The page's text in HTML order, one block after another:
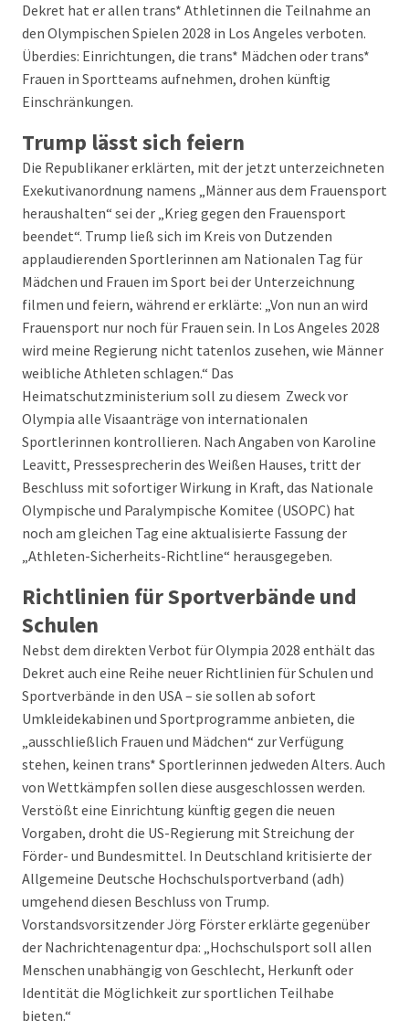
Dekret hat er allen trans* Athletinnen die Teilnahme an
den Olympischen Spielen 2028 in Los Angeles verboten.
Überdies: Einrichtungen, die trans* Mädchen oder trans*
Frauen in Sportteams aufnehmen, drohen künftig
Einschränkungen.
Trump lässt sich feiern
Die Republikaner erklärten, mit der jetzt unterzeichneten
Exekutivanordnung namens „Männer aus dem Frauensport
heraushalten“ sei der „Krieg gegen den Frauensport
beendet“. Trump ließ sich im Kreis von Dutzenden
applaudierenden Sportlerinnen am Nationalen Tag für
Mädchen und Frauen im Sport bei der Unterzeichnung
filmen und feiern, während er erklärte: „Von nun an wird
Frauensport nur noch für Frauen sein. In Los Angeles 2028
wird meine Regierung nicht tatenlos zusehen, wie Männer
weibliche Athleten schlagen.“ Das
Heimatschutzministerium soll zu diesem Zweck vor
Olympia alle Visaanträge von internationalen
Sportlerinnen kontrollieren. Nach Angaben von Karoline
Leavitt, Pressesprecherin des Weißen Hauses, tritt der
Beschluss mit sofortiger Wirkung in Kraft, das Nationale
Olympische und Paralympische Komitee (USOPC) hat
noch am gleichen Tag eine aktualisierte Fassung der
„Athleten-Sicherheits-Richtline“ herausgegeben.
Richtlinien für Sportverbände und
Schulen
Nebst dem direkten Verbot für Olympia 2028 enthält das
Dekret auch eine Reihe neuer Richtlinien für Schulen und
Sportverbände in den USA – sie sollen ab sofort
Umkleidekabinen und Sportprogramme anbieten, die
„ausschließlich Frauen und Mädchen“ zur Verfügung
stehen, keinen trans* Sportlerinnen jedweden Alters. Auch
von Wettkämpfen sollen diese ausgeschlossen werden.
Verstößt eine Einrichtung künftig gegen die neuen
Vorgaben, droht die US-Regierung mit Streichung der
Förder- und Bundesmittel. In Deutschland kritisierte der
Allgemeine Deutsche Hochschulsportverband (adh)
umgehend diesen Beschluss von Trump.
Vorstandsvorsitzender Jörg Förster erklärte gegenüber
der Nachrichtenagentur dpa: „Hochschulsport soll allen
Menschen unabhängig von Geschlecht, Herkunft oder
Identität die Möglichkeit zur sportlichen Teilhabe
bieten.“